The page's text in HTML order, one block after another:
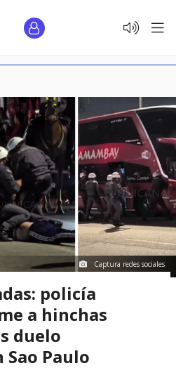
Captura redes sociales
policía
a hinchas
duelo
Paulo